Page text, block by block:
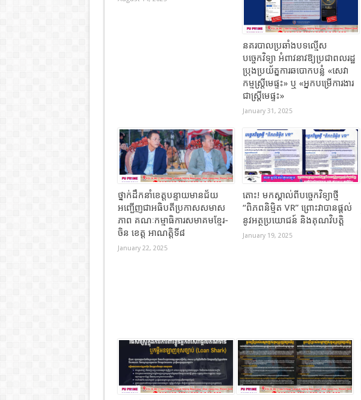
នគរបាលប្រឆាំងបទល្មើស
បច្ចេកវិទ្យា អំពាវនាវឱ្យប្រជាពលរដ្ឋ
ប្រុងប្រយ័ត្នការឆបោកបន្លំ «សេវា
កម្មស្រ្តីមេផ្ទះ» ឬ «អ្នកបម្រើការងារ
ជាស្រ្តីមេផ្ទះ»
January 31, 2025
ថ្នាក់ដឹកនាំខេត្តបន្ទាយមានជ័យ
អញ្ជើញជាអធិបតីប្រកាសសមាស
ភាព គណៈកម្មាធិការសមាគមខ្មែរ-
ចិន ខេត្ត អាណត្តិទី៨
January 22, 2025
តោះ​! មកស្គាល់​ពីបច្ចេកវិទ្យាថ្មី
“ពិភពនិម្មិត VR”​ ព្រោះវាបានផ្តល់
នូវអត្ថប្រយោជន៍ និងគុណវិបត្តិ
January 19, 2025